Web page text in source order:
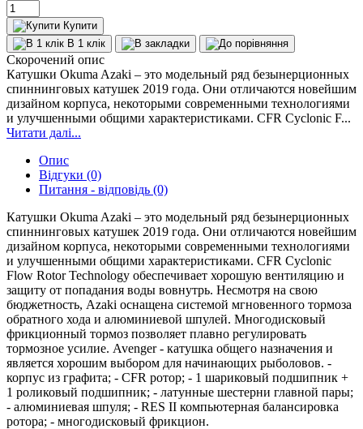
Купити
В 1 клік
Скорочений опис
Катушки Okuma Azaki – это модельный ряд безынерционных
спиннинговых катушек 2019 года. Они отличаются новейшим
дизайном корпуса, некоторыми современными технологиями
и улучшенными общими характеристиками. CFR Cyclonic F...
Читати далі...
Опис
Відгуки (0)
Питання - відповідь (0)
Катушки Okuma Azaki – это модельный ряд безынерционных
спиннинговых катушек 2019 года. Они отличаются новейшим
дизайном корпуса, некоторыми современными технологиями
и улучшенными общими характеристиками. CFR Cyclonic
Flow Rotor Technology обеспечивает хорошую вентиляцию и
защиту от попадания воды вовнутрь. Несмотря на свою
бюджетность, Azaki оснащена системой мгновенного тормоза
обратного хода и алюминиевой шпулей. Многодисковый
фрикционный тормоз позволяет плавно регулировать
тормозное усилие. Avenger - катушка общего назначения и
является хорошим выбором для начинающих рыболовов. -
корпус из графита; - CFR ротор; - 1 шариковый подшипник +
1 роликовый подшипник; - латунные шестерни главной пары;
- алюминиевая шпуля; - RES II компьютерная балансировка
ротора; - многодисковый фрикцион.